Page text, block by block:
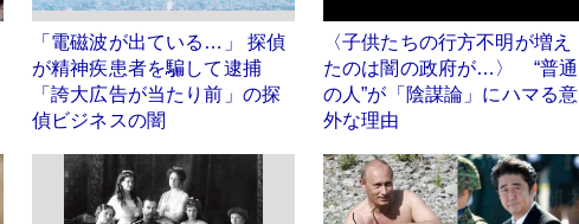
「電磁波が出ている…」 探偵
が精神疾患者を騙して逮捕
「誇大広告が当たり前」の探
偵ビジネスの闇
〈子供たちの行方不明が増え
たのは闇の政府が…〉 “普通
の人”が「陰謀論」にハマる意
外な理由